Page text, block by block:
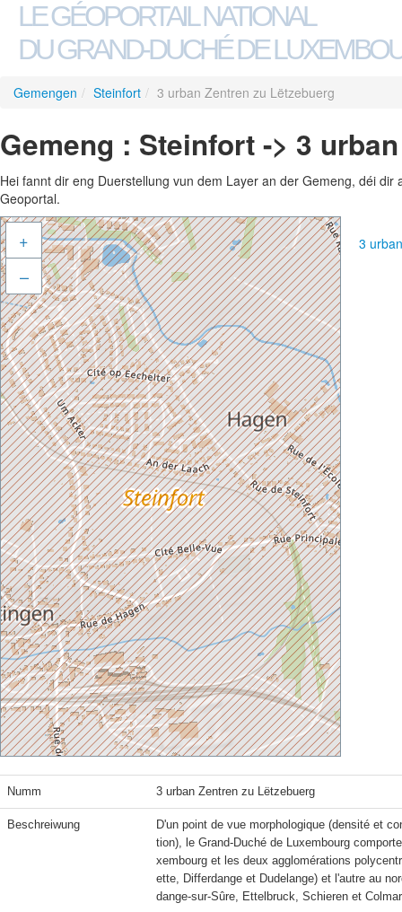
LE GÉOPORTAIL NATIONAL
DU GRAND-DUCHÉ DE
Gemengen / Steinfort / 3 urban Zentren zu Lëtzebuerg
Gemeng : Steinfort -> 3
Hei fannt dir eng Duerstellung vun dem Layer an der Gemeng, déi
Geoportal.
+
–
3
Numm 3 urban Zentren zu Lëtzebuerg
Beschreiwung
D'un point de vue morphologique (densité et
tion), le Grand-Duché de Luxembourg
xembourg et les deux agglomérations
ette, Differdange et Dudelange) et l'autre au
dange-sur-Sûre, Ettelbruck, Schieren et